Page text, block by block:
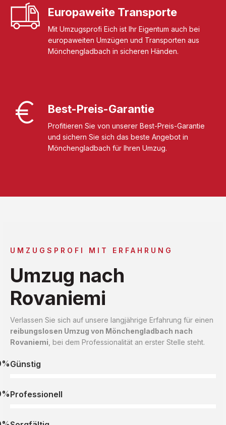
Europaweite Transporte
Mit Umzugsprofi Eich ist Ihr Eigentum auch bei
europaweiten Umzügen und Transporten aus
Mönchengladbach in sicheren Händen.
Best-Preis-Garantie
Profitieren Sie von unserer Best-Preis-Garantie
und sichern Sie sich das beste Angebot in
Mönchengladbach für Ihren Umzug.
UMZUGSPROFI MIT ERFAHRUNG
Umzug nach
Rovaniemi
Verlassen Sie sich auf unsere langjährige Erfahrung für einen
reibungslosen Umzug von Mönchengladbach nach
Rovaniemi , bei dem Professionalität an erster Stelle steht.
Günstig
Professionell